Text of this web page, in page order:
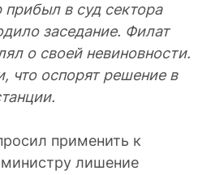
в суд сектора
заседание. Филат
о своей невиновности.
что оспорят решение в
применить к
лишение